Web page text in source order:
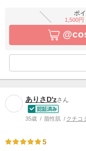
ポ
1,500円
ありさD'zさん
35歳 脂性肌 クチコ
5